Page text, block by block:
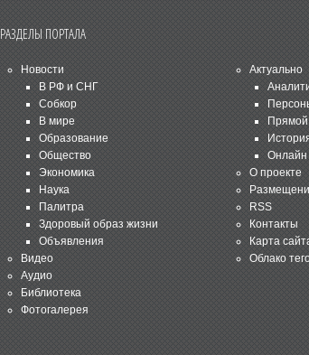
РАЗДЕЛЫ ПОРТАЛА
Новости
В РФ и СНГ
Собкор
В мире
Образование
Общество
Экономика
Наука
Палитра
Здоровый образ жизни
Объявления
Видео
Аудио
Библиотека
Фотогалерея
Актуально
Прямой
Онлайн
О проекте
RSS
Контакты
Карта
Облако